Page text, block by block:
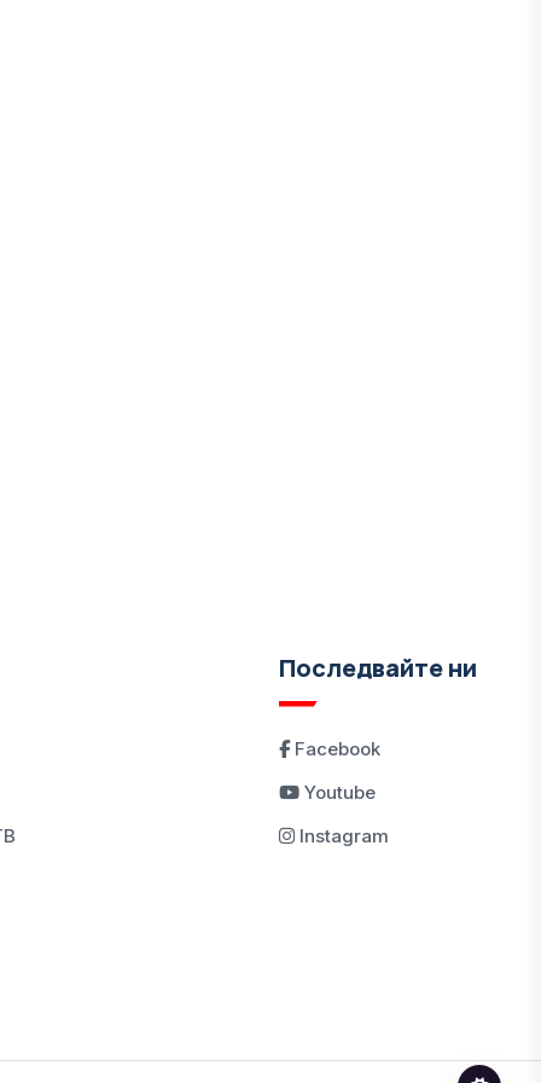
Последвайте ни
Facebook
Youtube
Instagram